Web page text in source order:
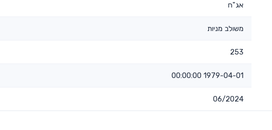
אג"ח
משולב מניות
253
1979-04-01 00:00:00
06/2024